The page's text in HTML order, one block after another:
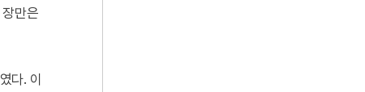
만은
다. 이